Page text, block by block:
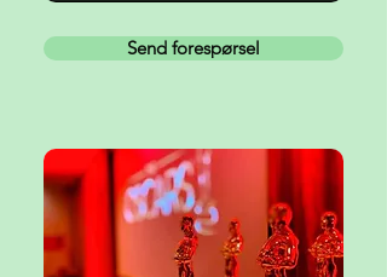
Send forespørsel